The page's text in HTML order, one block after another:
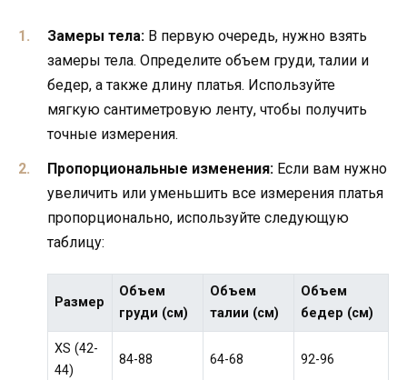
Замеры тела: В первую очередь, нужно взять
замеры тела. Определите объем груди, талии и
бедер, а также длину платья. Используйте
мягкую сантиметровую ленту, чтобы получить
точные измерения.
Пропорциональные изменения: Если вам нужно
увеличить или уменьшить все измерения платья
пропорционально, используйте следующую
таблицу:
Размер
Объем
груди (см)
Объем
талии (см)
Объем
бедер (см)
XS (42-
44)
84-88 64-68 92-96